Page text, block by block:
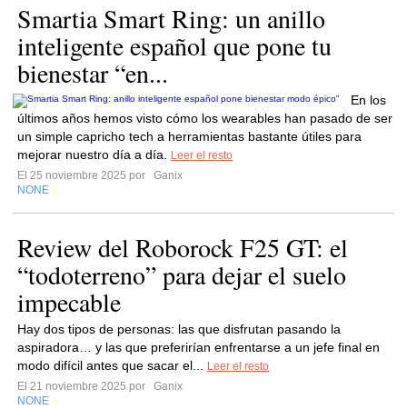
Smartia Smart Ring: un anillo
inteligente español que pone tu
bienestar “en...
En los
últimos años hemos visto cómo los wearables han pasado de ser
un simple capricho tech a herramientas bastante útiles para
mejorar nuestro día a día.
Leer el resto
El 25 noviembre 2025 por
Ganix
NONE
Review del Roborock F25 GT: el
“todoterreno” para dejar el suelo
impecable
Hay dos tipos de personas: las que disfrutan pasando la
aspiradora… y las que preferirían enfrentarse a un jefe final en
modo difícil antes que sacar el...
Leer el resto
El 21 noviembre 2025 por
Ganix
NONE